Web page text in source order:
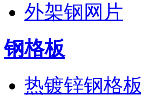
外架钢网片
钢格板
热镀锌钢格板